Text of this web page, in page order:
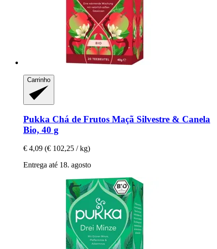
Carrinho
Pukka Chá de Frutos Maçã Silvestre & Canela
Bio, 40 g
€ 4,09 (€ 102,25 / kg)
Entrega até 18. agosto